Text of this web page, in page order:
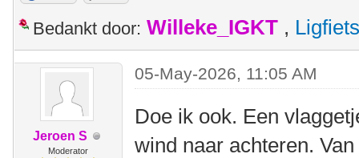
Bedankt door: Willeke_IGKT ,
Jeroen S
Moderator
05-May-2026, 11:05 AM
Doe ik ook. Een
wind naar achteren.